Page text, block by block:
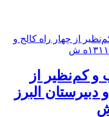
و کم‌نظیر از
دبيرستان البرز